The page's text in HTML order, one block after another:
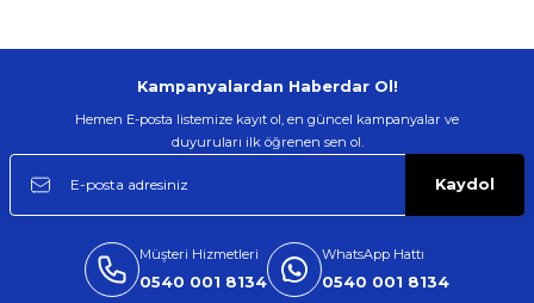
Kampanyalardan Haberdar Ol!
Hemen E-posta listemize kayıt ol, en güncel kampanyalar ve
duyuruları ilk öğrenen sen ol.
Kaydol
Müşteri Hizmetleri
0540 001 8134
WhatsApp Hattı
0540 001 8134